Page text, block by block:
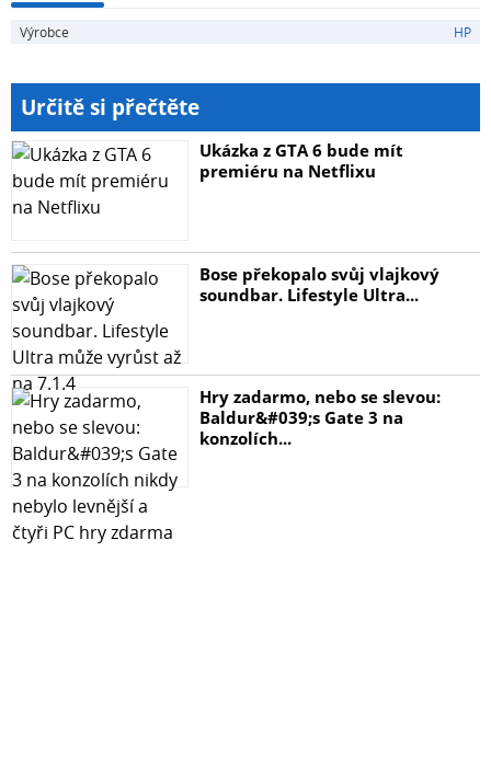
Výrobce HP
Určitě si přečtěte
Ukázka z GTA 6 bude mít
premiéru na Netflixu
Bose překopalo svůj vlajkový
soundbar. Lifestyle Ultra...
Hry zadarmo, nebo se slevou:
Baldur&#039;s Gate 3 na
konzolích...